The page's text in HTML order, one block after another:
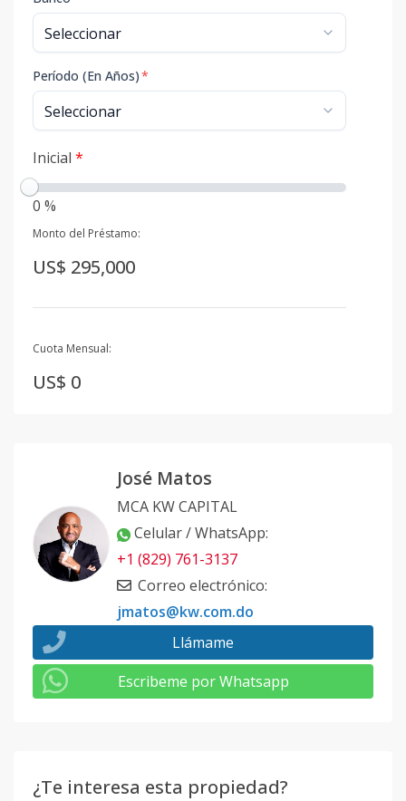
Período (En Años)*
Inicial *
0 %
Monto del Préstamo:
US$ 295,000
Cuota Mensual:
US$ 0
José Matos
MCA KW CAPITAL
Celular / WhatsApp:
+1 (829) 761-3137
Correo electrónico:
jmatos@kw.com.do
Llámame
Escribeme por Whatsapp
¿Te interesa esta propiedad?